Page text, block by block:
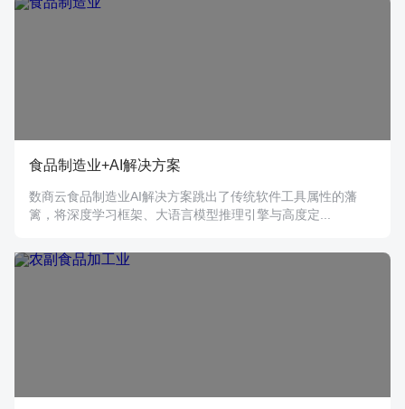
食品制造业+AI解决方案
数商云食品制造业AI解决方案跳出了传统软件工具属性的藩
篱，将深度学习框架、大语言模型推理引擎与高度定...